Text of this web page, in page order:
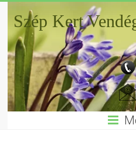
Szép Kert